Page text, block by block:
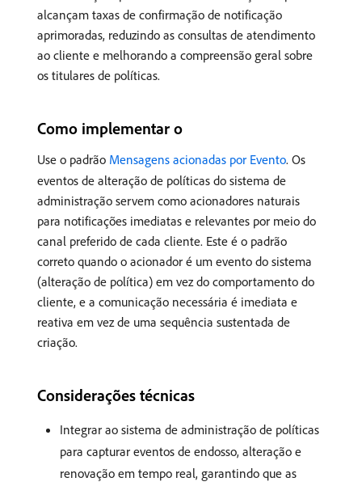
alcançam taxas de confirmação de notificação
aprimoradas, reduzindo as consultas de atendimento
ao cliente e melhorando a compreensão geral sobre
os titulares de políticas.
Como implementar o
Use o padrão Mensagens acionadas por Evento. Os
eventos de alteração de políticas do sistema de
administração servem como acionadores naturais
para notificações imediatas e relevantes por meio do
canal preferido de cada cliente. Este é o padrão
correto quando o acionador é um evento do sistema
(alteração de política) em vez do comportamento do
cliente, e a comunicação necessária é imediata e
reativa em vez de uma sequência sustentada de
criação.
Considerações técnicas
Integrar ao sistema de administração de políticas
para capturar eventos de endosso, alteração e
renovação em tempo real, garantindo que as